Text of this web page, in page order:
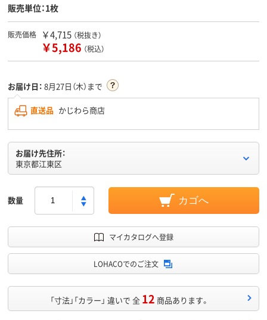
販売単位：1枚
販売価格 ￥4,715 （税抜き）
￥5,186 （税込）
お届け日： 8月27日（木）まで
直送品 かじわら商店
お届け先住所：
東京都江東区
数量 カゴへ
マイカタログへ登録
LOHACOでのご注文
「寸法」「カラー」 違いで 全 12 商品あります。